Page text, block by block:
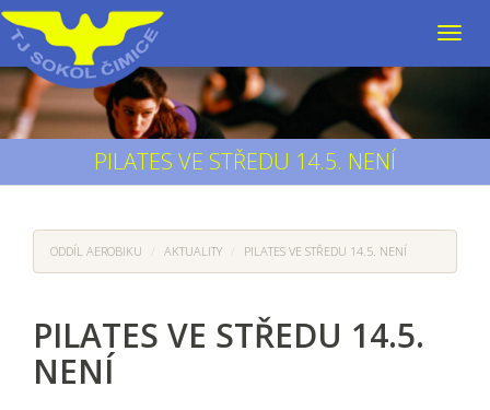
PILATES VE STŘEDU 14.5. NENÍ
ODDÍL AEROBIKU AKTUALITY PILATES VE STŘEDU 14.5. NENÍ
PILATES VE STŘEDU 14.5.
NENÍ